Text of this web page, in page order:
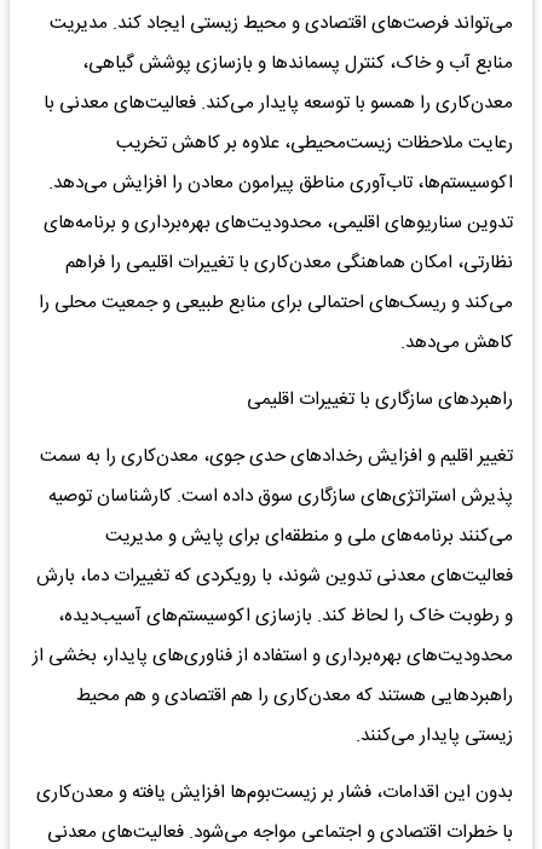
می‌تواند فرصت‌های اقتصادی و محیط زیستی ایجاد کند. مدیریت
منابع آب و خاک، کنترل پسماندها و بازسازی پوشش گیاهی،
معدن‌کاری را همسو با توسعه پایدار می‌کند. فعالیت‌های معدنی با
رعایت ملاحظات زیست‌محیطی، علاوه بر کاهش تخریب
اکوسیستم‌ها، تاب‌آوری مناطق پیرامون معادن را افزایش می‌دهد.
تدوین سناریوهای اقلیمی، محدودیت‌های بهره‌برداری و برنامه‌های
نظارتی، امکان هماهنگی معدن‌کاری با تغییرات اقلیمی را فراهم
می‌کند و ریسک‌های احتمالی برای منابع طبیعی و جمعیت محلی را
کاهش می‌دهد.
راهبردهای سازگاری با تغییرات اقلیمی
تغییر اقلیم و افزایش رخدادهای حدی جوی، معدن‌کاری را به سمت
پذیرش استراتژی‌های سازگاری سوق داده است. کارشناسان توصیه
می‌کنند برنامه‌های ملی و منطقه‌ای برای پایش و مدیریت
فعالیت‌های معدنی تدوین شوند، با رویکردی که تغییرات دما، بارش
و رطوبت خاک را لحاظ کند. بازسازی اکوسیستم‌های آسیب‌دیده،
محدودیت‌های بهره‌برداری و استفاده از فناوری‌های پایدار، بخشی از
راهبردهایی هستند که معدن‌کاری را هم اقتصادی و هم محیط
زیستی پایدار می‌کنند.
بدون این اقدامات، فشار بر زیست‌بوم‌ها افزایش یافته و معدن‌کاری
با خطرات اقتصادی و اجتماعی مواجه می‌شود. فعالیت‌های معدنی